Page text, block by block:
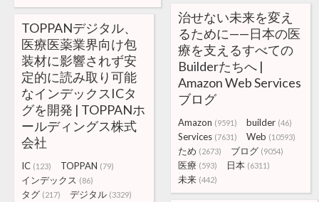
治せない未来を変え
るために——日本の医
療を支えるすべての
Builderたちへ |
Amazon Web Services
ブログ
Amazon (9591) builder (46)
Services (7631) Web (10593)
ため (2673) ブログ (9054)
医療 (593) 日本 (6311)
未来 (442)
TOPPANデジタル、
医療医薬業界向け包
装材に影響されず安
定的に読み取り可能
なインデックスICタ
グを開発 | TOPPANホ
ールディングス株式
会社
IC (123) TOPPAN (79)
インデックス (86)
タグ (217) デジタル (3329)